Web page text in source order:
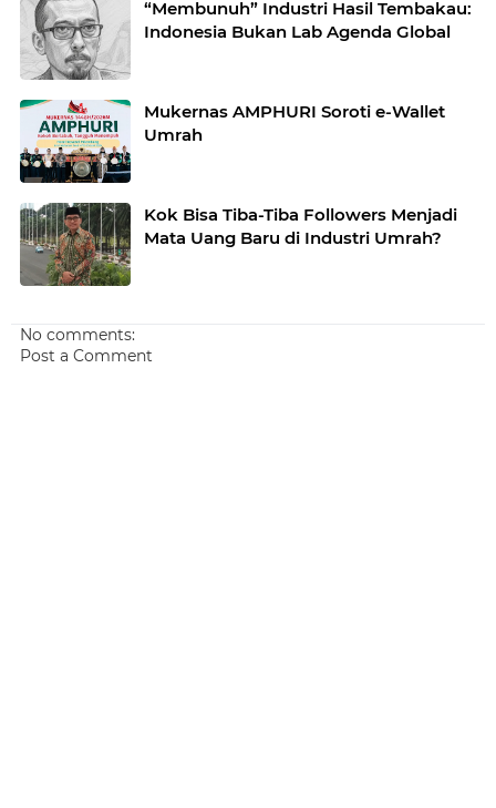
“Membunuh” Industri Hasil Tembakau:
Indonesia Bukan Lab Agenda Global
Mukernas AMPHURI Soroti e-Wallet
Umrah
Kok Bisa Tiba-Tiba Followers Menjadi
Mata Uang Baru di Industri Umrah?
No comments:
Post a Comment